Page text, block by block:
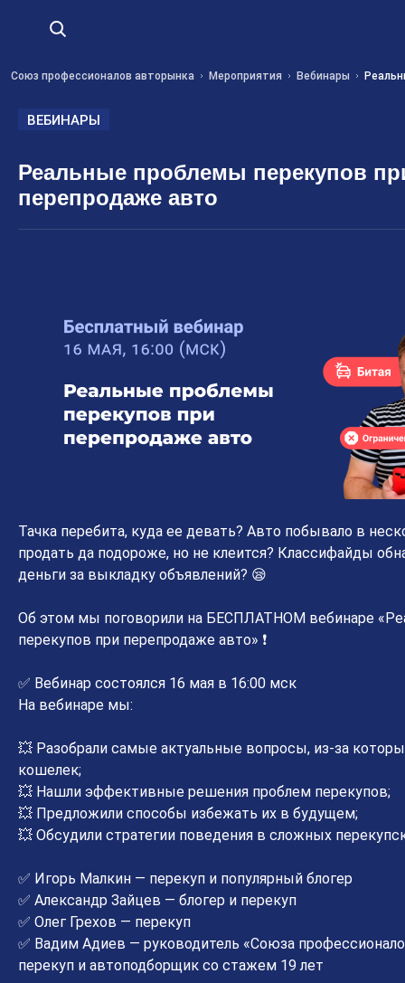
Союз профессионалов авторынка Мероприятия Вебинары
ВЕБИНАРЫ
Реальные проблемы перекупов
перепродаже авто
Тачка перебита, куда ее девать? Авто побывало в
продать да подороже, но не клеится? Классифайды
деньги за выкладку объявлений? 😪
Об этом мы поговорили на БЕСПЛАТНОМ вебинаре
перекупов при перепродаже авто» ❗
✅ Вебинар состоялся 16 мая в 16:00 мск
На вебинаре мы:
💥 Разобрали самые актуальные вопросы, из-за
кошелек;
💥 Нашли эффективные решения проблем перекупов;
💥 Предложили способы избежать их в будущем;
💥 Обсудили стратегии поведения в сложных
✅ Игорь Малкин — перекуп и популярный блогер
✅ Александр Зайцев — блогер и перекуп
✅ Олег Грехов — перекуп
✅ Вадим Адиев — руководитель «Союза
перекуп и автоподборщик со стажем 19 лет